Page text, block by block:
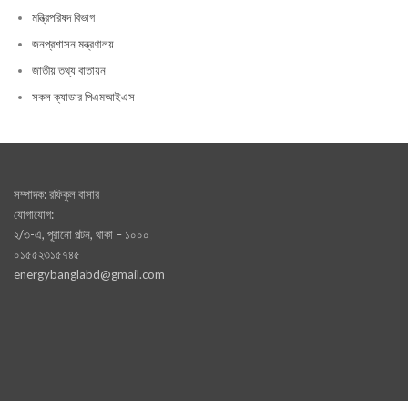
মন্ত্রিপরিষদ বিভাগ
জনপ্রশাসন মন্ত্রণালয়
জাতীয় তথ্য বাতায়ন
সকল ক্যাডার পিএমআইএস
সম্পাদক: রফিকুল বাসার
যোগাযোগ:
২/৩-এ, পূরানো পল্টন, থাকা – ১০০০
০১৫৫২৩১৫৭৪৫
energybanglabd@gmail.com